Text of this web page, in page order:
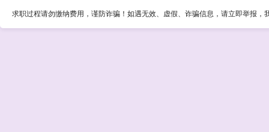
求职过程请勿缴纳费用，谨防诈骗！如遇无效、虚假、诈骗信息，请立即举报，